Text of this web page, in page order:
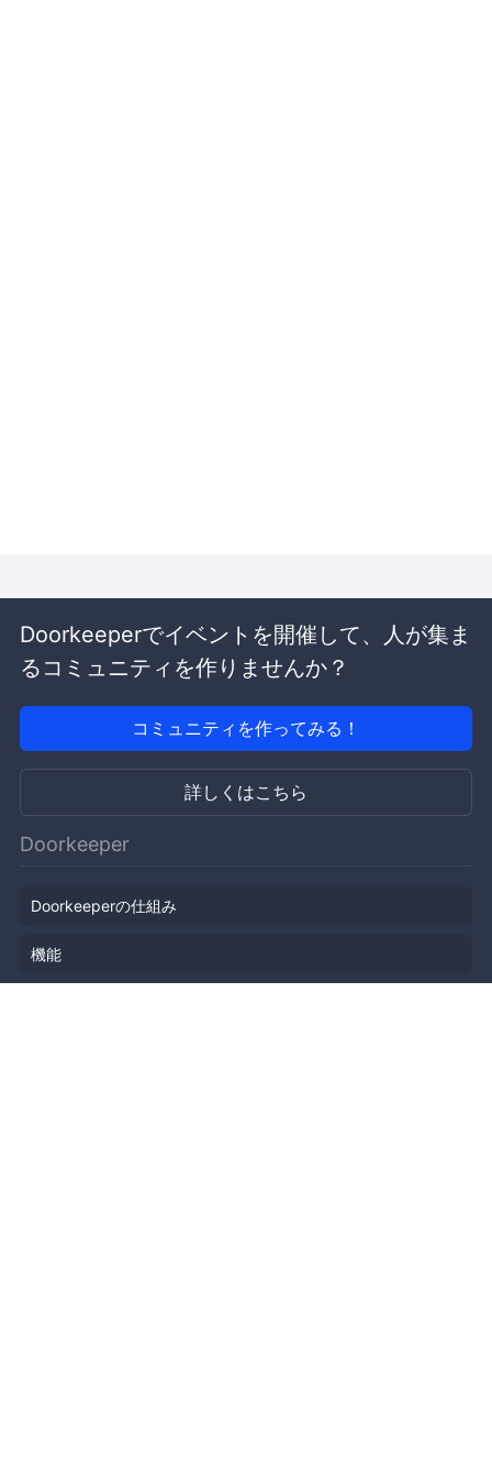
Doorkeeperでイベントを開催して、人が集ま
るコミュニティを作りませんか？
コミュニティを作ってみる！
詳しくはこちら
Doorkeeper
Doorkeeperの仕組み
機能